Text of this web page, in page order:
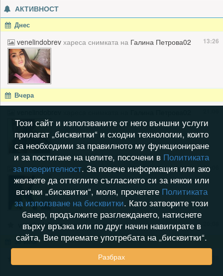
АКТИВНОСТ
Днес
venelindobrev хареса снимката на Галина Петрова02 13:26
Вчера
venelindobrevхареса снимката наГалина Петрова02 21:06
venelindobrevхареса профила на
30 юли
хареса профила на
Този сайт и използваните от него външни услуги
прилагат „бисквитки“ и сходни технологии, които
са необходими за правилното му функциониране
и за постигане на целите, посочени в Политиката
за поверителност. За повече информация или ако
желаете да оттеглите съгласието си за някои или
всички „бисквитки“, моля, прочетете Политиката
за използване на бисквитки. Като затворите този
банер, продължите разглеждането, натиснете
върху връзка или по друг начин навигирате в
сайта, Вие приемате употребата на „бисквитки“.
Разбрах